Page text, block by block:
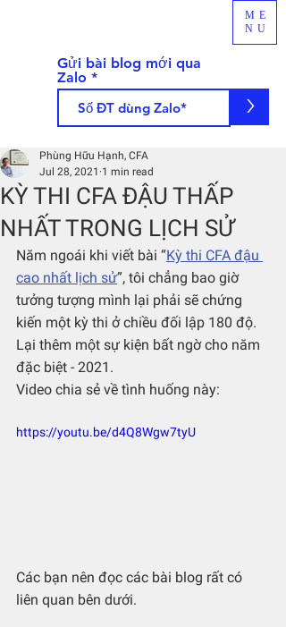
ME
NU
Gửi bài blog mới qua
Zalo
>
KỲ THI CFA ĐẬU THẤP
NHẤT TRONG LỊCH SỬ
Phùng Hữu Hạnh, CFA
Jul 28, 2021 1 min read
Năm ngoái khi viết bài “Kỳ thi CFA đậu
cao nhất lịch sử”, tôi chẳng bao giờ
tưởng tượng mình lại phải sẽ chứng
kiến một kỳ thi ở chiều đối lập 180 độ.
Lại thêm một sự kiện bất ngờ cho năm
đặc biệt - 2021.
Video chia sẻ về tình huống này:
https://youtu.be/d4Q8Wgw7tyU
Các bạn nên đọc các bài blog rất có
liên quan bên dưới.